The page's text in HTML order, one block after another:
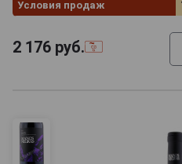
Условия продаж
2 176 руб.